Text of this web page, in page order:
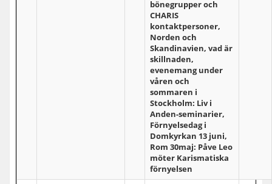
bönegrupper och
CHARIS
kontaktpersoner,
Norden och
Skandinavien, vad är
skillnaden,
evenemang under
våren och
sommaren i
Stockholm: Liv i
Anden-seminarier,
Förnyelsedag i
Domkyrkan 13 juni,
Rom 30maj: Påve Leo
möter Karismatiska
förnyelsen